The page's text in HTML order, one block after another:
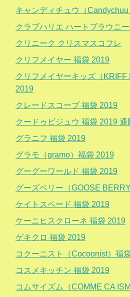
キャンディチュウ（Candychuu
クラブハリエ ハートブラウニ
クリニーク クリスマスコフレ
クリフメイヤー 福袋 2019
クリフメイヤーキッズ（KRIFF
2019
クレードスコープ 福袋 2019
クードゥビジュウ 福袋 2019 通
グラニフ 福袋 2019
グラモ（gramo）福袋 2019
グーグーワールド 福袋 2019
グーズベリー（GOOSE
ケイトスペード 福袋 2019
ケーニヒスクローネ 福袋 2019
ゲキクロ 福袋 2019
コクーニスト（Cocoonist）福
コスメキッチン 福袋 2019
コムサイズム（COMME CA